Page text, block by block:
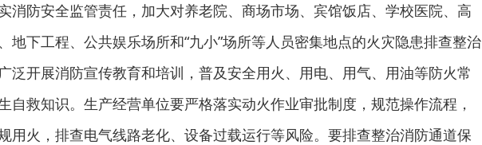
消防安全监管责任，加大对养老院、商场市场、宾馆饭店、学校医院、高
地下工程、公共娱乐场所和“九小”场所等人员密集地点的火灾隐患排查整治
泛开展消防宣传教育和培训，普及安全用火、用电、用气、用油等防火常
自救知识。生产经营单位要严格落实动火作业审批制度，规范操作流程，
用火，排查电气线路老化、设备过载运行等风险。要排查整治消防通道保